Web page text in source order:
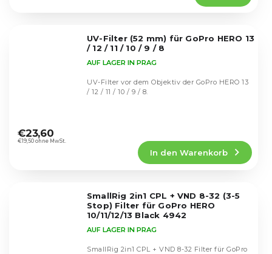
UV-Filter (52 mm) für GoPro HERO 13
/ 12 / 11 / 10 / 9 / 8
durchschnittliche
Produktbewertung
AUF LAGER IN PRAG
€19,50 ohne MwSt.
€23,60
In den Warenkorb
UV-Filter vor dem Objektiv der GoPro HERO 13
/ 12 / 11 / 10 / 9 / 8.
SmallRig 2in1 CPL + VND 8-32 (3-5
Stop) Filter für GoPro HERO
10/11/12/13 Black 4942
AUF LAGER IN PRAG
SmallRig 2in1 CPL + VND 8-32 Filter für GoPro